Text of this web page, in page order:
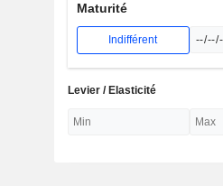
Maturité
Indifférent
Levier / Elasticité